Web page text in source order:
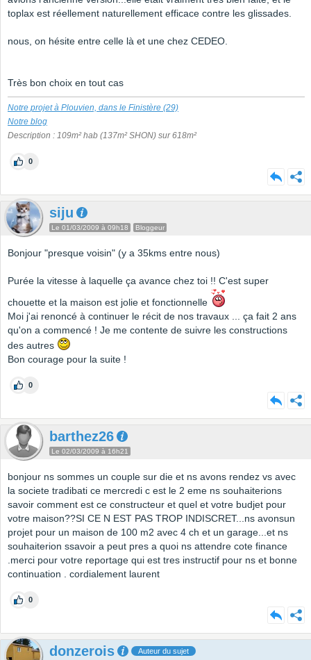
toplax est réellement naturellement efficace contre les glissades.
nous, on hésite entre celle là et une chez CEDEO.
Très bon choix en tout cas
Notre projet à Plouvien, dans le Finistère (29)
Notre blog
Description : 109m² hab (137m² SHON) sur 618m²
0
siju
Le 01/03/2009 à 09h18 Bloggeur
Bonjour "presque voisin" (y a 35kms entre nous)
Purée la vitesse à laquelle ça avance chez toi !! C'est super
chouette et la maison est jolie et fonctionnelle
Moi j'ai renoncé à continuer le récit de nos travaux ... ça fait 2 ans
qu'on a commencé ! Je me contente de suivre les constructions
des autres
Bon courage pour la suite !
0
barthez26
Le 02/03/2009 à 16h21
bonjour ns sommes un couple sur die et ns avons rendez vs avec
la societe tradibati ce mercredi c est le 2 eme ns souhaiterions
savoir comment est ce constructeur et quel et votre budjet pour
votre maison??SI CE N EST PAS TROP INDISCRET...ns avonsun
projet pour un maison de 100 m2 avec 4 ch et un garage...et ns
souhaiterion ssavoir a peut pres a quoi ns attendre cote finance
.merci pour votre reportage qui est tres instructif pour ns et bonne
continuation . cordialement laurent
0
donzerois Auteur du sujet